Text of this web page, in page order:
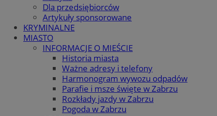
Dla przedsiębiorców
Artykuły sponsorowane
KRYMINALNE
MIASTO
INFORMACJE O MIEŚCIE
Historia miasta
Ważne adresy i telefony
Harmonogram wywozu odpadów
Parafie i msze święte w Zabrzu
Rozkłady jazdy w Zabrzu
Pogoda w Zabrzu